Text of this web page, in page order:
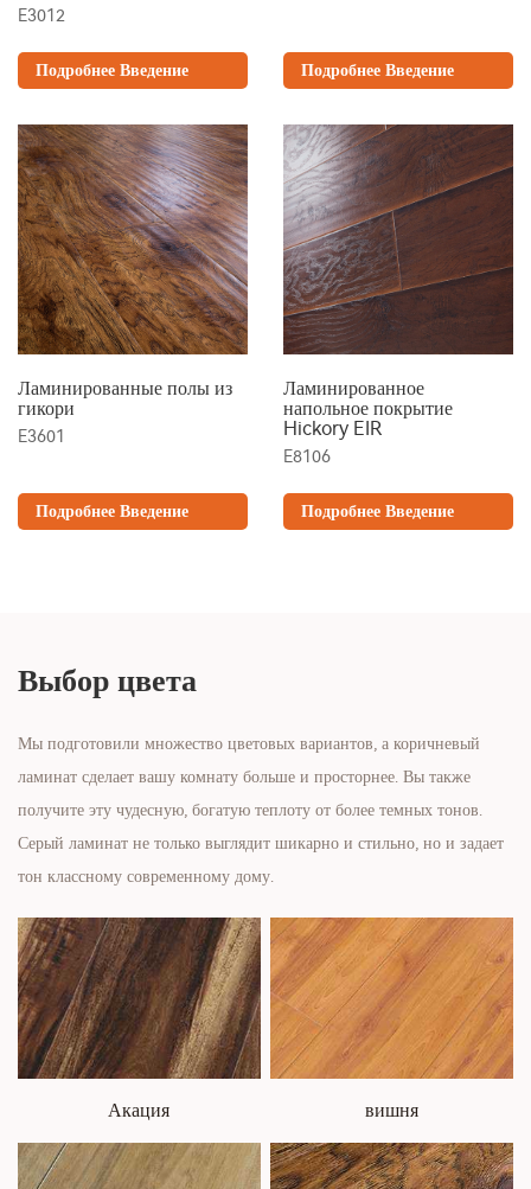
E3012
Подробнее Введение Подробнее Введение
Ламинированные полы из
гикори
E3601
Подробнее Введение
Ламинированное
напольное покрытие
Hickory EIR
E8106
Подробнее Введение
Выбор цвета
Мы подготовили множество цветовых вариантов, а коричневый
ламинат сделает вашу комнату больше и просторнее. Вы также
получите эту чудесную, богатую теплоту от более темных тонов.
Серый ламинат не только выглядит шикарно и стильно, но и задает
тон классному современному дому.
Акация вишня